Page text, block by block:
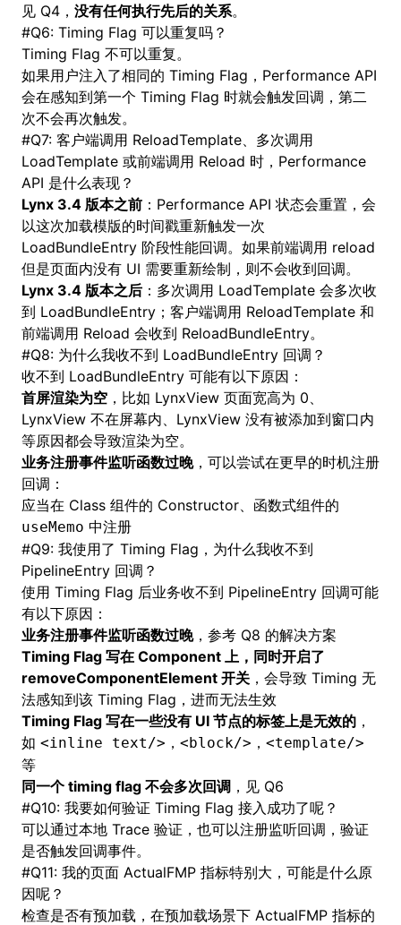
见 Q4， 没有任何执行先后的关系。
#Q6: Timing Flag 可以重复吗？
Timing Flag 不可以重复。
如果用户注入了相同的 Timing Flag，Performance API
会在感知到第一个 Timing Flag 时就会触发回调，第二
次不会再次触发。
#Q7: 客户端调用 ReloadTemplate、多次调用
LoadTemplate 或前端调用 Reload 时，Performance
API 是什么表现？
Lynx 3.4 版本之前 ：Performance API 状态会重置，会
以这次加载模版的时间戳重新触发一次
LoadBundleEntry 阶段性能回调。如果前端调用 reload
但是页面内没有 UI 需要重新绘制，则不会收到回调。
Lynx 3.4 版本之后 ：多次调用 LoadTemplate 会多次收
到 LoadBundleEntry；客户端调用 ReloadTemplate 和
前端调用 Reload 会收到 ReloadBundleEntry。
#Q8: 为什么我收不到 LoadBundleEntry 回调？
收不到 LoadBundleEntry 可能有以下原因：
首屏渲染为空 ，比如 LynxView 页面宽高为 0、
LynxView 不在屏幕内、LynxView 没有被添加到窗口内
等原因都会导致渲染为空。
业务注册事件监听函数过晚，可以尝试在更早的时机注册
回调：
应当在 Class 组件的 Constructor、函数式组件的
useMemo 中注册
#Q9: 我使用了 Timing Flag，为什么我收不到
PipelineEntry 回调？
使用 Timing Flag 后业务收不到 PipelineEntry 回调可能
有以下原因：
业务注册事件监听函数过晚，参考 Q8 的解决方案
Timing Flag 写在 Component 上，同时开启了
removeComponentElement 开关 ，会导致 Timing 无
法感知到该 Timing Flag，进而无法生效
Timing Flag 写在一些没有 UI 节点的标签上是无效的 ，
如 <inline text/> ， <block/> ， <template/>
等
同一个 timing flag 不会多次回调 ，见 Q6
#Q10: 我要如何验证 Timing Flag 接入成功了呢？
可以通过本地 Trace 验证，也可以注册监听回调，验证
是否触发回调事件。
#Q11: 我的页面 ActualFMP 指标特别大，可能是什么原
因呢？
检查是否有预加载，在预加载场景下 ActualFMP 指标的